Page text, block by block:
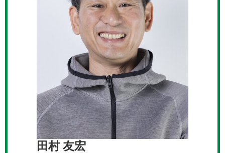
田村 友宏